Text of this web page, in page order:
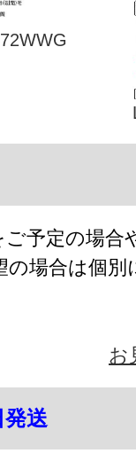
予定の場合
場合は個別
お
送